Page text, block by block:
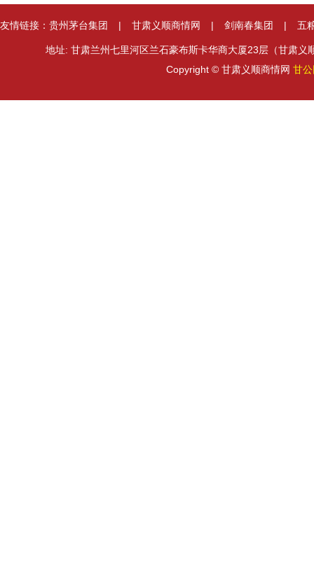
友情链接： 贵州茅台集团 | 甘肃义顺商情网 | 剑南春集团 | 五
地址: 甘肃兰州七里河区兰石豪布斯卡华商大厦23层（甘肃
Copyright © 甘肃义顺商情网 甘